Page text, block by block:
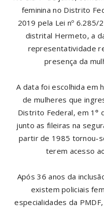
feminina no Distrito
2019 pela Lei nº
distrital Hermeto, a
representatividade
presença da
A data foi escolhida em
de mulheres que
Distrito Federal, em 1°
junto as fileiras na
partir de 1985 tornou-
terem acesso
Após 36 anos da
existem policiais
especialidades da